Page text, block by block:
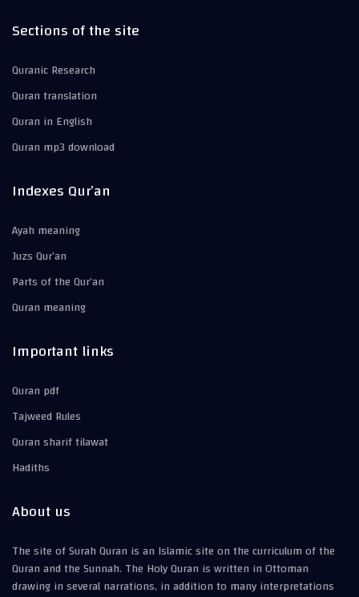
Sections of the site
Quranic Research
Quran translation
Quran in English
Quran mp3 download
Indexes Qur’an
Ayah meaning
Juzs Qur’an
Parts of the Qur’an
Quran meaning
Important links
Quran pdf
Tajweed Rules
Quran sharif tilawat
Hadiths
About us
The site of Surah Quran is an Islamic site on the curriculum of the
Quran and the Sunnah. The Holy Quran is written in Ottoman
drawing in several narrations, in addition to many interpretations